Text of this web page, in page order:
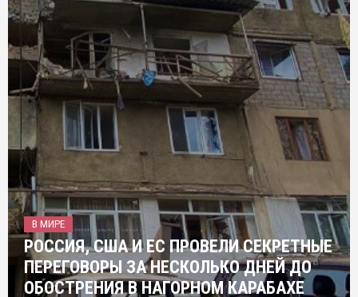
В МИРЕ
РОССИЯ, США И ЕС ПРОВЕЛИ СЕКРЕТНЫЕ
ПЕРЕГОВОРЫ ЗА НЕСКОЛЬКО ДНЕЙ ДО
ОБОСТРЕНИЯ В НАГОРНОМ КАРАБАХЕ